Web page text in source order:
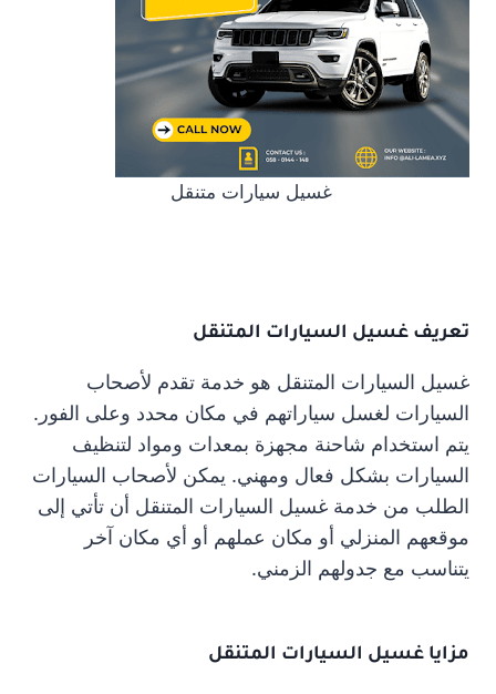
غسيل سيارات متنقل
تعريف غسيل السيارات المتنقل
غسيل السيارات المتنقل هو خدمة تقدم لأصحاب
السيارات لغسل سياراتهم في مكان محدد وعلى الفور.
يتم استخدام شاحنة مجهزة بمعدات ومواد لتنظيف
السيارات بشكل فعال ومهني. يمكن لأصحاب السيارات
الطلب من خدمة غسيل السيارات المتنقل أن تأتي إلى
موقعهم المنزلي أو مكان عملهم أو أي مكان آخر
يتناسب مع جدولهم الزمني.
مزايا غسيل السيارات المتنقل